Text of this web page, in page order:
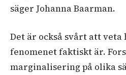
säger Johanna Baarman.
Det är också svårt att
fenomenet faktiskt är.
marginalisering på olika